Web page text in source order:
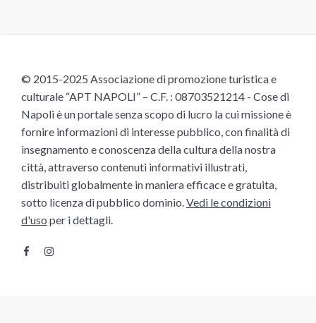
© 2015-2025 Associazione di promozione turistica e
culturale “APT NAPOLI” – C.F. : 08703521214 - Cose di
Napoli è un portale senza scopo di lucro la cui missione è
fornire informazioni di interesse pubblico, con finalità di
insegnamento e conoscenza della cultura della nostra
città, attraverso contenuti informativi illustrati,
distribuiti globalmente in maniera efficace e gratuita,
sotto licenza di pubblico dominio.Vedi le condizioni
d'uso per i dettagli.